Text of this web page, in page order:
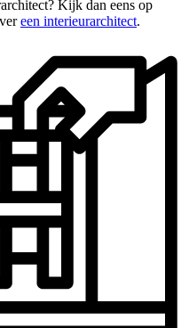
Kijk dan eens op
een interieurarchitect.